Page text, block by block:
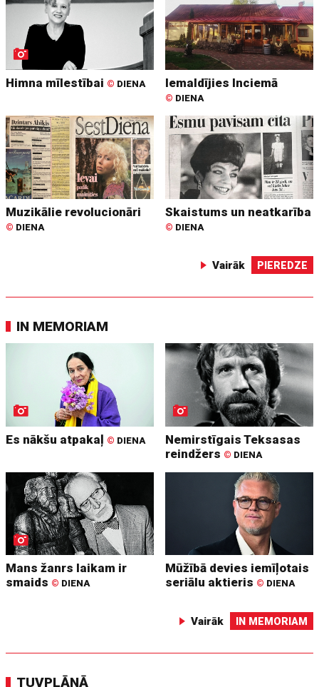
Himna mīlestībai © DIENA Iemaldījies Inciemā
© DIENA
Muzikālie revolucionāri
© DIENA
Skaistums un neatkarība
© DIENA
Vairāk PIEREDZE
IN MEMORIAM
Es nākšu atpakaļ © DIENA
Nemirstīgais Teksasas
reindžers © DIENA
Mans žanrs laikam ir
smaids © DIENA
Mūžībā devies iemīļotais
seriālu aktieris © DIENA
Vairāk IN MEMORIAM
TUVPLĀNĀ